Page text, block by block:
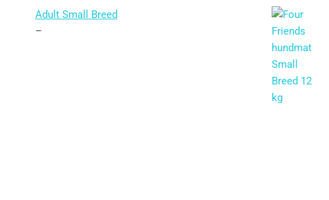
Adult Small Breed
–